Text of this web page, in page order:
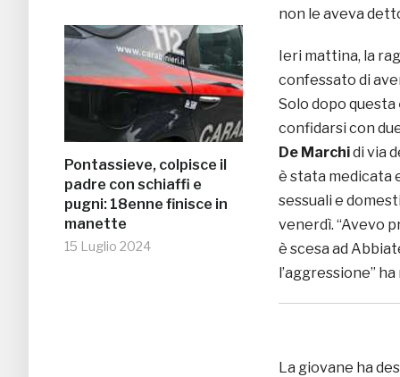
Pontassieve, colpisce il
padre con schiaffi e
pugni: 18enne finisce in
manette
15 Luglio 2024
non le aveva
Ieri mattina, la
confessato di
Solo dopo questa
confidarsi con
De Marchidi via
è stata medicata
sessuali e
venerdì. “Avevo
è scesa ad
l’aggressione”
La giovane ha